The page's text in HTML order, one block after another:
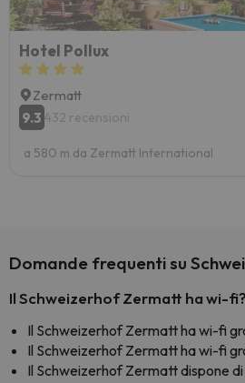
Hotel Pollux
Zermatt
9.3 432 recensioni
a 580 m da Zermatt International
Domande frequenti su
Il Schweizerhof Zermatt ha wi-fi?
Il Schweizerhof Zermatt ha wi-fi
Il Schweizerhof Zermatt ha wi-fi
Il Schweizerhof Zermatt dispone